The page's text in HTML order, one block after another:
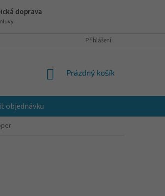
doprava
VRÁCENÍ A VÝMĚNA ZBOŽÍ
Přihlášení
NÁKUPNÍ
Prázdný košík
objednávku